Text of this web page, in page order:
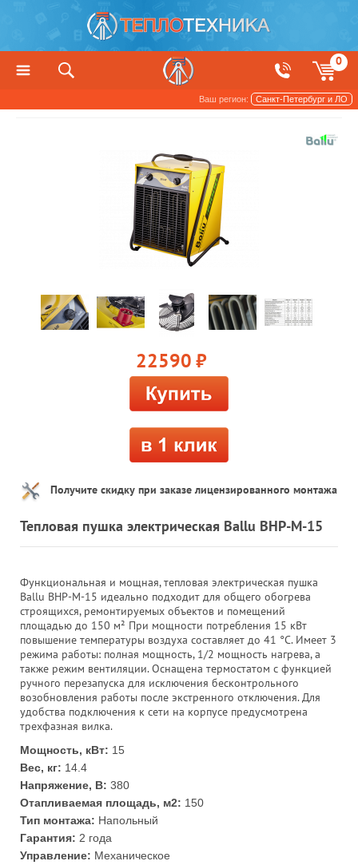
0
Ваш регион: Санкт-Петербург и ЛО
22590 руб.
Получите скидку при заказе лицензированного монтажа
Тепловая пушка электрическая Ballu BHP-M-15
Функциональная и мощная, тепловая электрическая пушка
Ballu BHP-M-15 идеально подходит для общего обогрева
строящихся, ремонтируемых объектов и помещений
площадью до 150 м² При мощности потребления 15 кВт
повышение температуры воздуха составляет до 41 °C. Имеет 3
режима работы: полная мощность, 1/2 мощность нагрева, а
также режим вентиляции. Оснащена термостатом с функцией
ручного перезапуска для исключения бесконтрольного
возобновления работы после экстренного отключения. Для
удобства подключения к сети на корпусе предусмотрена
трехфазная вилка.
Мощность, кВт: 15
Вес, кг: 14.4
Напряжение, В: 380
Отапливаемая площадь, м2: 150
Тип монтажа: Напольный
Гарантия: 2 года
Управление: Механическое